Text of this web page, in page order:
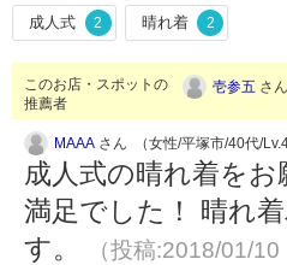
成人式 2 晴れ着 2
このお店・スポットの
推薦者
壱参五 さ
MAAA さん （女性/平塚市/40代/Lv.4
成人式の晴れ着を
満足でした！ 晴れ
す。
（投稿:2018/01/